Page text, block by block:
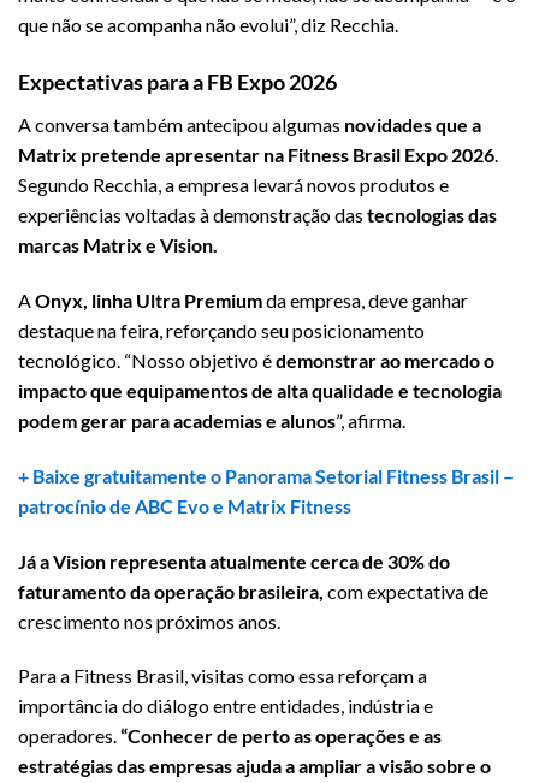
que não se acompanha não evolui”, diz Recchia.
Expectativas para a FB Expo 2026
A conversa também antecipou algumas novidades que a
Matrix pretende apresentar na Fitness Brasil Expo 2026.
Segundo Recchia, a empresa levará novos produtos e
experiências voltadas à demonstração das tecnologias das
marcas Matrix e Vision.
AOnyx, linha Ultra Premiumda empresa, deve ganhar
destaque na feira, reforçando seu posicionamento
tecnológico. “Nosso objetivo édemonstrar ao mercado o
impacto que equipamentos de alta qualidade e tecnologia
podem gerar para academias e alunos”, afirma.
+ Baixe gratuitamente o Panorama Setorial Fitness Brasil –
patrocínio de ABC Evoe Matrix Fitness
Já a Vision representa atualmente cerca de 30% do
faturamento da operação brasileira, com expectativa de
crescimento nos próximos anos.
Para a Fitness Brasil, visitas como essa reforçam a
importância do diálogo entre entidades, indústria e
operadores.“Conhecer de perto as operações e as
estratégias das empresas ajuda a ampliar a visão sobre o